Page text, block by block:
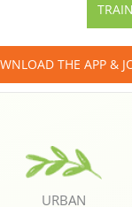
THE APP &
URBAN